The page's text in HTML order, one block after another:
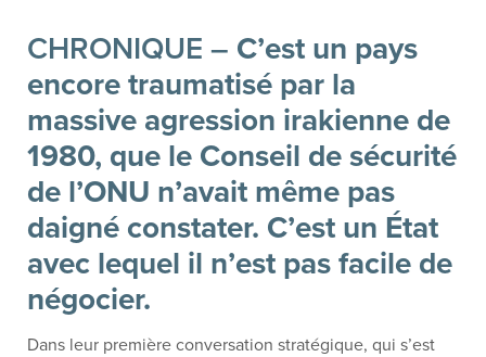
CHRONIQUE – C’est un pays
encore traumatisé par la
massive agression irakienne de
1980, que le Conseil de sécurité
de l’ONU n’avait même pas
daigné constater. C’est un État
avec lequel il n’est pas facile de
négocier.
Dans leur première conversation stratégique, qui s’est